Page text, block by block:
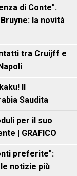
di Conte".
la novità
tra Cruijff e
Il
Saudita
per il suo
| GRAFICO
preferite":
notizie più